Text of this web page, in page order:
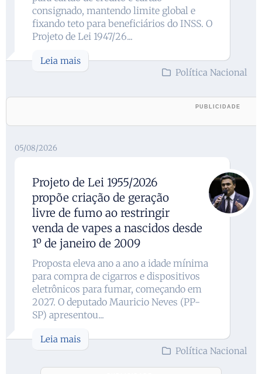
consignado, mantendo limite global e
fixando teto para beneficiários do INSS. O
Projeto de Lei 1947/26...
Leia mais
Política Nacional
05/08/2026
Projeto de Lei 1955/2026
propõe criação de geração
livre de fumo ao restringir
venda de vapes a nascidos desde
1º de janeiro de 2009
Proposta eleva ano a ano a idade mínima
para compra de cigarros e dispositivos
eletrônicos para fumar, começando em
2027. O deputado Mauricio Neves (PP-
SP) apresentou...
Leia mais
Política Nacional